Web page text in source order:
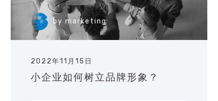
by marketing
2022年11月15日
小企业如何树立品牌形象？